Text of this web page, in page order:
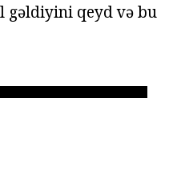
gəldiyini qeyd və bu